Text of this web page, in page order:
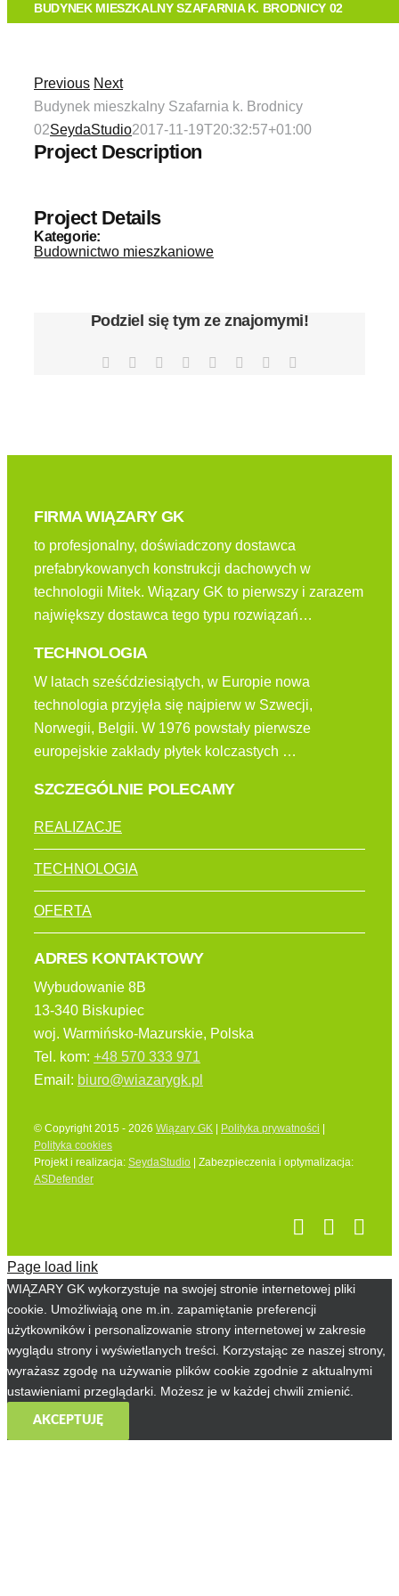
OFERTA
KONTAKT
BUDYNEK MIESZKALNY SZAFARNIA K. BRODNICY 02
Previous Next
Budynek mieszkalny Szafarnia k. Brodnicy
02SeydaStudio2017-11-19T20:32:57+01:00
Project Description
Project Details
Kategorie:
Budownictwo mieszkaniowe
Podziel się tym ze znajomymi!
Facebook Reddit LinkedIn
TumblrPinterest
FIRMA WIĄZARY GK
to profesjonalny, doświadczony dostawca
prefabrykowanych konstrukcji dachowych w
technologii Mitek. Wiązary GK to pierwszy i zarazem
największy dostawca tego typu rozwiązań…
TECHNOLOGIA
W latach sześćdziesiątych, w Europie nowa
technologia przyjęła się najpierw w Szwecji,
Norwegii, Belgii. W 1976 powstały pierwsze
europejskie zakłady płytek kolczastych …
SZCZEGÓLNIE POLECAMY
REALIZACJE
TECHNOLOGIA
OFERTA
ADRES KONTAKTOWY
Wybudowanie 8B
13-340 Biskupiec
woj. Warmińsko-Mazurskie, Polska
Tel. kom: +48 570 333 971
Email: biuro@wiazarygk.pl
© Copyright 2015 - 2026 Wiązary GK| Polityka prywatności
Polityka cookies
Projekt i realizacja: SeydaStudio| Zabezpieczenia i optymalizacja:
ASDefender
Page load link
WIĄZARY GK wykorzystuje na swojej stronie internetowej pliki
cookie. Umożliwiają one m.in. zapamiętanie preferencji
użytkowników i personalizowanie strony internetowej w zakresie
wyglądu strony i wyświetlanych treści. Korzystając ze naszej strony,
wyrażasz zgodę na używanie plików cookie zgodnie z aktualnymi
ustawieniami przeglądarki. Możesz je w każdej chwili zmienić.
AKCEPTUJĘ